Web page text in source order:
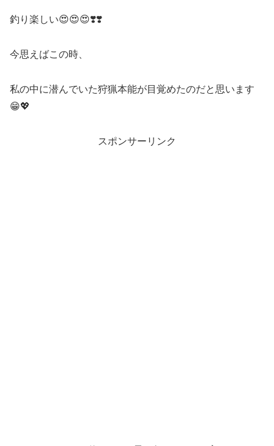
釣り楽しい😍😍😍❣️❣️
今思えばこの時、
私の中に潜んでいた狩猟本能が目覚めたのだと思います
😁💖
スポンサーリンク